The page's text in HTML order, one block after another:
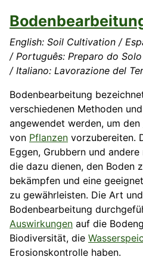
English: Soil Cultivation /
/ Português: Preparo do
/ Italiano: Lavorazione del
Bodenbearbeitung
verschiedenen Methoden
angewendet werden, um den
von Pflanzen vorzubereiten.
Eggen, Grubbern und
die dazu dienen, den Boden
bekämpfen und eine
zu gewährleisten. Die Art
Bodenbearbeitung
Auswirkungen auf die
Biodiversität, die
Erosionskontrolle haben.